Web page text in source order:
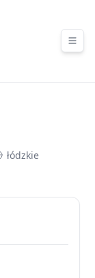
łódzkie